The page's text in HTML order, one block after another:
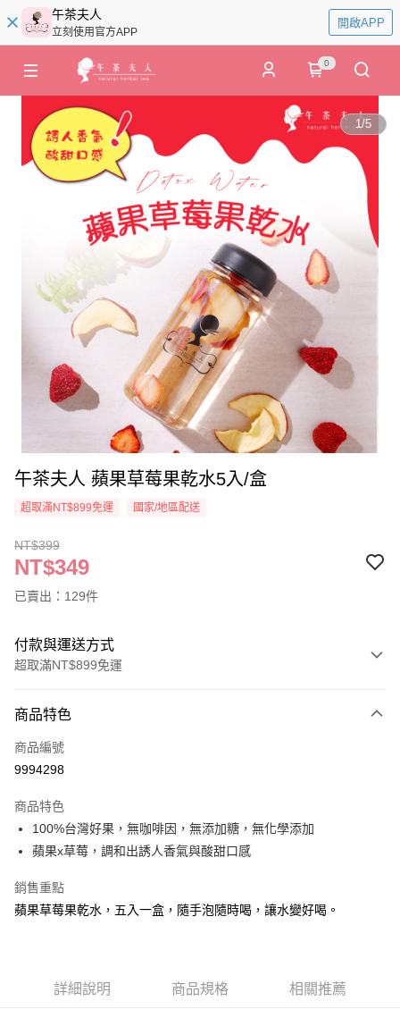
午茶夫人
立刻使用官方APP
開啟APP
0
1/5
午茶夫人 蘋果草莓果乾水5入/盒
超取滿NT$899免運 國家/地區配送
NT$399
NT$349
已賣出：129件
付款與運送方式
超取滿NT$899免運
信用卡一次付款
超商取貨付款
Apple Pay
街口支付
悠遊付
運送方式
商品特色
商品編號
9994298
商品特色
100%台灣好果，無咖啡因，無添加糖，無化學添加
蘋果x草莓，調和出誘人香氣與酸甜口感
銷售重點
蘋果草莓果乾水，五入一盒，隨手泡隨時喝，讓水變好喝。
詳細說明 商品規格 相關推薦